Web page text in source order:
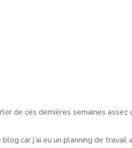
de ces dernières semaines
car j’ai eu un planning de